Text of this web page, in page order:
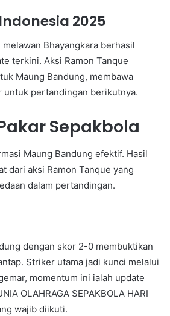
2025
melawan Bhayangkara berhasil
terkini. Aksi Ramon Tanque
Maung Bandung, membawa
untuk pertandingan berikutnya.
Sepakbola
Maung Bandung efektif. Hasil
dari aksi Ramon Tanque yang
dalam pertandingan.
dengan skor 2-0 membuktikan
Striker utama jadi kunci melalui
momentum ini ialah update
OLAHRAGA SEPAKBOLA HARI
wajib diikuti.